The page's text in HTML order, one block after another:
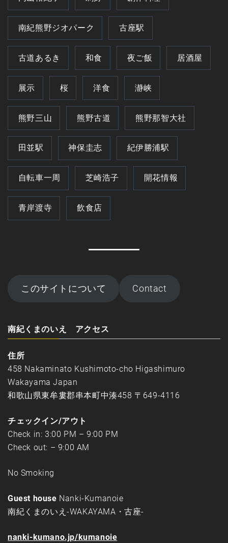
南紀熊野ジオパーク 古座駅
古道あるき 和食 夜ご飯 居酒屋
展示 桜 洋食 瀞峡
熊野三山 熊野古道 熊野那智大社
田並駅 神保圭志 紀伊勝浦駅
自転車一周 芝崎浩子 開花情報
青岸渡寺 飲食店
このサイトについて Contact
南紀くまのいえ アクセス
住所
458 Nakaminato Kushimoto-cho Higashimuro
Wakayama Japan
和歌山県東牟婁郡串本町中湊458 〒649-4116
チェックイン/アウト
Check in: 3:00 PM – 9:00 PM
Check out: – 9:00 AM
No Smoking
Guest house Nanki-Kumanoie
南紀くまのいえ-WAKAYAMA・古座-
nanki-kumano.jp/kumanoie